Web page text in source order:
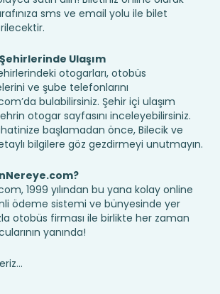
sms ve email yolu ile bilet
Ulaşım
otogarları, otobüs
ve şube telefonlarını
bulabilirsiniz. Şehir içi ulaşım
otogar sayfasını inceleyebilirsiniz.
başlamadan önce, Bilecik ve
bilgilere göz gezdirmeyi unutmayın.
1999 yılından bu yana kolay online
ödeme sistemi ve bünyesinde yer
otobüs firması ile birlikte her zaman
yanında!